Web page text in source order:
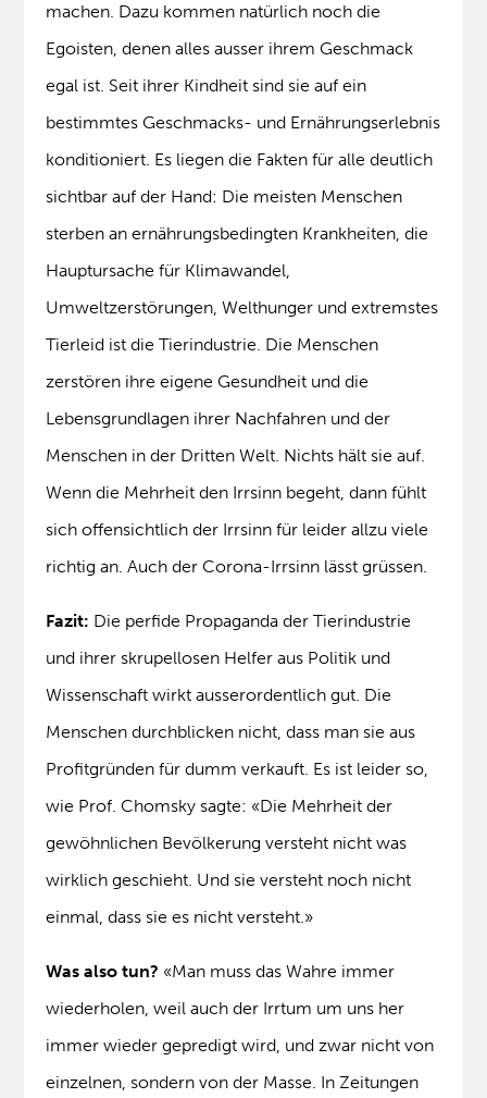
machen. Dazu kommen natürlich noch die
Egoisten, denen alles ausser ihrem Geschmack
egal ist. Seit ihrer Kindheit sind sie auf ein
bestimmtes Geschmacks- und Ernährungserlebnis
konditioniert. Es liegen die Fakten für alle deutlich
sichtbar auf der Hand: Die meisten Menschen
sterben an ernährungsbedingten Krankheiten, die
Hauptursache für Klimawandel,
Umweltzerstörungen, Welthunger und extremstes
Tierleid ist die Tierindustrie. Die Menschen
zerstören ihre eigene Gesundheit und die
Lebensgrundlagen ihrer Nachfahren und der
Menschen in der Dritten Welt. Nichts hält sie auf.
Wenn die Mehrheit den Irrsinn begeht, dann fühlt
sich offensichtlich der Irrsinn für leider allzu viele
richtig an. Auch der Corona-Irrsinn lässt grüssen.
Fazit: Die perfide Propaganda der Tierindustrie
und ihrer skrupellosen Helfer aus Politik und
Wissenschaft wirkt ausserordentlich gut. Die
Menschen durchblicken nicht, dass man sie aus
Profitgründen für dumm verkauft. Es ist leider so,
wie Prof. Chomsky sagte: «Die Mehrheit der
gewöhnlichen Bevölkerung versteht nicht was
wirklich geschieht. Und sie versteht noch nicht
einmal, dass sie es nicht versteht.»
Was also tun? «Man muss das Wahre immer
wiederholen, weil auch der Irrtum um uns her
immer wieder gepredigt wird, und zwar nicht von
einzelnen, sondern von der Masse. In Zeitungen